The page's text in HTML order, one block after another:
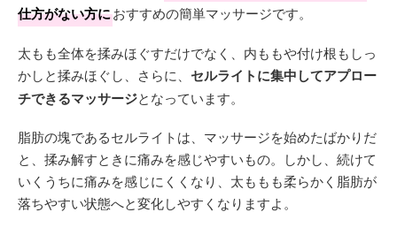
仕方がない方におすすめの簡単マッサージです。
太もも全体を揉みほぐすだけでなく、内ももや付け根もしっ
かしと揉みほぐし、さらに、 セルライトに集中してアプロー
チできるマッサージとなっています。
脂肪の塊であるセルライトは、マッサージを始めたばかりだ
と、揉み解すときに痛みを感じやすいもの。しかし、続けて
いくうちに痛みを感じにくくなり、太ももも柔らかく脂肪が
落ちやすい状態へと変化しやすくなりますよ。